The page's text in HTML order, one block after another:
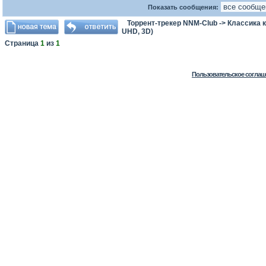
Показать сообщения:
Торрент-трекер NNM-Club -> Классика
UHD, 3D)
Страница 1 из 1
Пользовательское